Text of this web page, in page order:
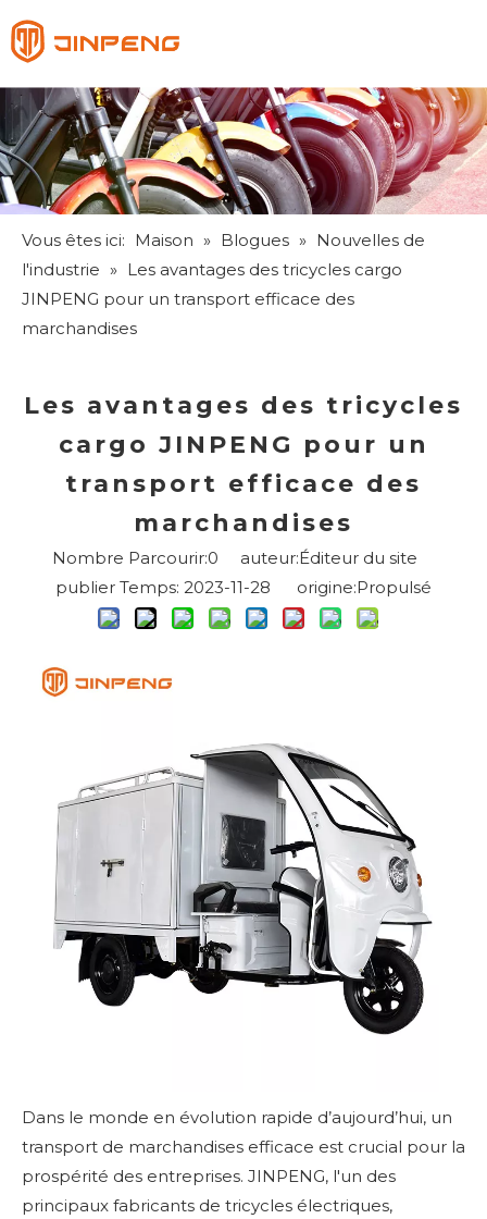
Pусский
Español
Vous êtes ici: Maison » Blogues » Nouvelles de
l'industrie » Les avantages des tricycles cargo
JINPENG pour un transport efficace des
marchandises
Les avantages des tricycles
cargo JINPENG pour un
transport efficace des
marchandises
Nombre Parcourir:0 auteur:Éditeur du site
publier Temps: 2023-11-28 origine:Propulsé
Dans le monde en évolution rapide d’aujourd’hui, un
transport de marchandises efficace est crucial pour la
prospérité des entreprises. JINPENG, l'un des
principaux fabricants de tricycles électriques,